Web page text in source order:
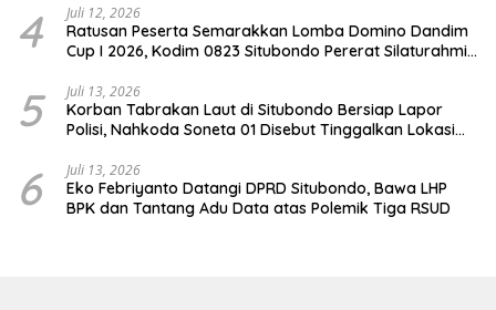
4 Juli 12, 2026
Ratusan Peserta Semarakkan Lomba Domino Dandim
Cup I 2026, Kodim 0823 Situbondo Pererat Silaturahmi
5 Juli 13, 2026
Korban Tabrakan Laut di Situbondo Bersiap Lapor
Polisi, Nahkoda Soneta 01 Disebut Tinggalkan Lokasi
6 Juli 13, 2026
Eko Febriyanto Datangi DPRD Situbondo, Bawa LHP
BPK dan Tantang Adu Data atas Polemik Tiga RSUD